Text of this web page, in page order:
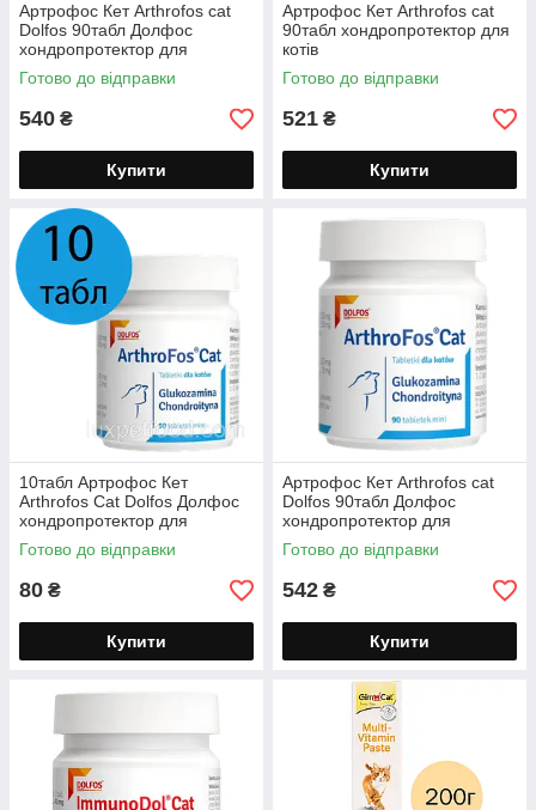
Артрофос Кет Arthrofos cat
Dolfos 90табл Долфос
хондропротектор для
АртроФос для котів
хондроітин глюкозамін
Готово до відправки
540 ₴
Купити
Артрофос Кет Arthrofos cat
90табл хондропротектор для
котів
Готово до відправки
521 ₴
Купити
10табл Артрофос Кет
Arthrofos Сat Dolfos Долфос
хондропротектор для
АртроФос для котів та кішок
хондроітин глюкозамін
Готово до відправки
80 ₴
Купити
Артрофос Кет Arthrofos cat
Dolfos 90табл Долфос
хондропротектор для
АртроФос для котів та кішок
хондроітин глюкозамін
Готово до відправки
542 ₴
Купити